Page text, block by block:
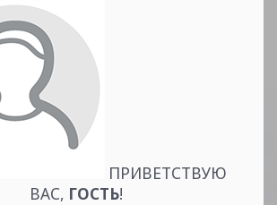
ПРИВЕТСТВУЮ
ВАС, ГОСТЬ!